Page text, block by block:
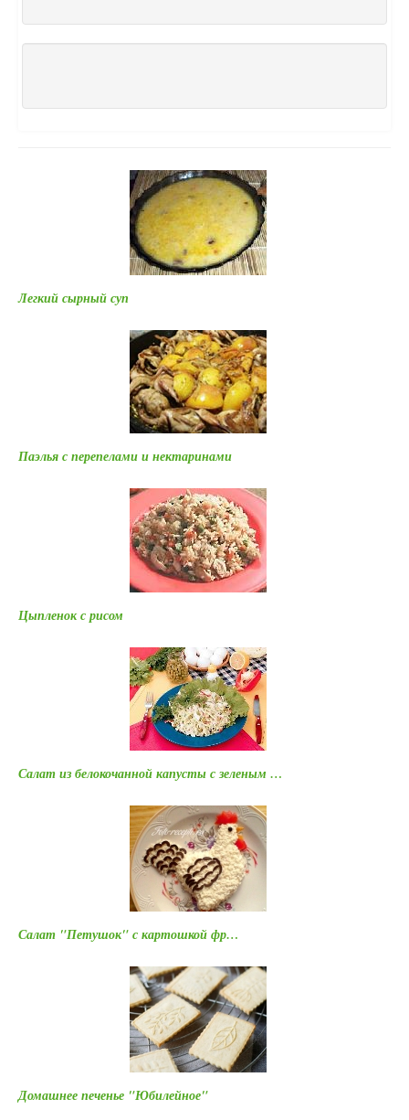
Легкий сырный суп
Паэлья с перепелами и нектаринами
Цыпленок с рисом
Салат из белокочанной капусты с зеленым …
Салат "Петушок" с картошкой фр…
Домашнее печенье "Юбилейное"